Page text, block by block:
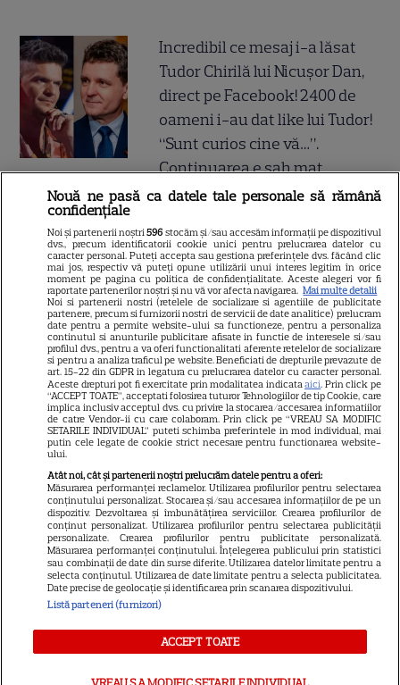
Incredibil ce mesaj i-a lăsat
Tudor Chirilă lui Nicușor Dan,
direct pe Facebook! 2400 de
oameni i-au dat like lui Tudor!
“Sunt curios cine vă…”.
Continuarea e șah mat
Mirabela Grădinaru, dar asta
nu e tot! Surpriza uriașă din
declarația de avere! Da, scrie
negru pe alb! O cheamă…
Jorge, revoltat după ce și-a
găsit apartamentul de la mare
devastat. Ce au lăsat în urmă
turiștii este strigător la Cer
Fiul Deei și al lui Dinu Maxer a
intrat la un liceu de renume
din București. Andreas, admis
fără meditații, cu note maxime
Nouă ne pasă ca datele tale personale să rămână
confidențiale
Noi și partenerii noștri596 stocăm și/sau accesăm informații pe dispozitivul
dvs., precum identificatorii cookie unici pentru prelucrarea datelor cu
caracter personal. Puteți accepta sau gestiona preferințele dvs. făcând clic
mai jos, respectiv vă puteți opune utilizării unui interes legitim în orice
moment pe pagina cu politica de confidențialitate. Aceste alegeri vor fi
raportate partenerilor noștri și nu vă vor afecta navigarea. Mai multe detalii
Noi si partenerii nostri (retelele de socializare si agentiile de publicitate
partenere, precum si furnizorii nostri de servicii de date analitice) prelucram
date pentru a permite website-ului sa functioneze, pentru a personaliza
continutul si anunturile publicitare afisate in functie de interesele si/sau
profilul dvs., pentru a va oferi functionalitati aferente retelelor de socializare
si pentru a analiza traficul pe website. Beneficiati de drepturile prevazute de
art. 15-22 din GDPR in legatura cu prelucrarea datelor cu caracter personal.
Aceste drepturi pot fi exercitate prin modalitatea indicataaici. Prin click pe
“ACCEPT TOATE”, acceptati folosirea tuturor Tehnologiilor de tip Cookie, care
implica inclusiv acceptul dvs. cu privire la stocarea/accesarea informatiilor
de catre Vendor-ii cu care colaboram. Prin click pe “VREAU SA MODIFIC
SETARILE INDIVIDUAL” puteti schimba preferintele in mod individual, mai
putin cele legate de cookie strict necesare pentru functionarea website-
ului.
Atât noi, cât și partenerii noștri prelucrăm datele pentru a oferi:
Măsurarea performanței reclamelor. Utilizarea profilurilor pentru selectarea
conținutului personalizat. Stocarea și/sau accesarea informațiilor de pe un
dispozitiv. Dezvoltarea și îmbunătățirea serviciilor. Crearea profilurilor de
conținut personalizat. Utilizarea profilurilor pentru selectarea publicității
personalizate. Crearea profilurilor pentru publicitate personalizată.
Măsurarea performanței conținutului. Înțelegerea publicului prin statistici
sau combinații de date din surse diferite. Utilizarea datelor limitate pentru a
selecta conținutul. Utilizarea de date limitate pentru a selecta publicitatea.
Date precise de geolocație și identificarea prin scanarea dispozitivului.
Listă parteneri (furnizori)
ACCEPT TOATE